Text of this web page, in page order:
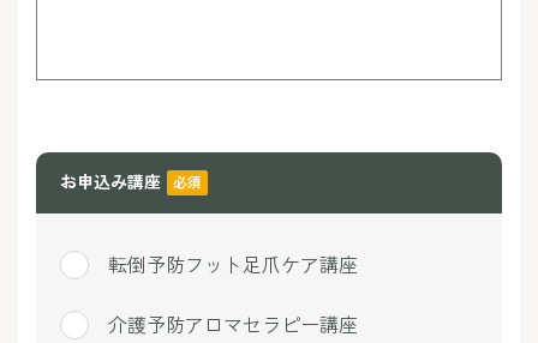
お申込み講座 必須
転倒予防フット足爪ケア講座
介護予防アロマセラピー講座